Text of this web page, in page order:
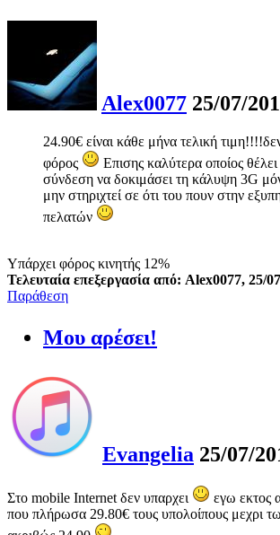
Alex0077 25/07/
24.90€ είναι κάθε μήνα τελική
φόρος
Επισης καλύτερα οποίος
σύνδεση να δοκιμάσει τη κάλυψη 3G
μην στηριχτεί σε ότι του πουν στην
πελατών
Υπάρχει φόρος κινητής 12%
Τελευταία επεξεργασία από: Alex0077, 25/
Παράθεση
Μου αρέσει!
Evangelia 25/07/
Στο mobile Internet δεν υπαρχει
εγω εκτος
που πλήρωσα 29.80€ τους υπολοίπους μεχρι